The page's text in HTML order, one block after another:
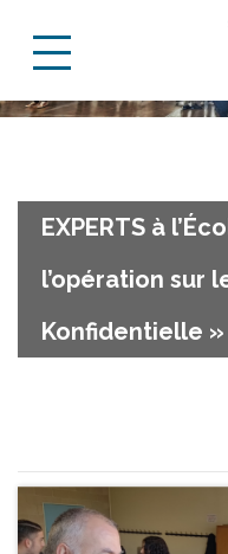
EXPERTS à
l’opération sur
Konfidentielle »